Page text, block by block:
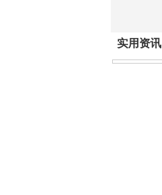
实用资讯